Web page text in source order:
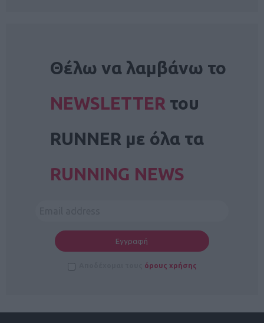
Θέλω να λαμβάνω το
NEWSLETTER του
RUNNER με όλα τα
RUNNING NEWS
όρους χρήσης